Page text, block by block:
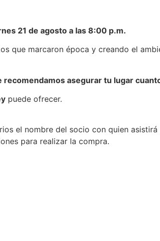
21 de agosto a las 8:00 p.m.
que marcaron época y creando el
recomendamos asegurar tu lugar
puede ofrecer.
el nombre del socio con quien
para realizar la compra.